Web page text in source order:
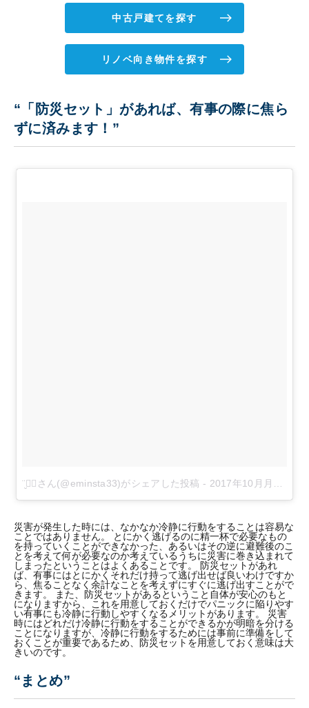
中古戸建てを探す
リノベ向き物件を探す
“「防災セット」があれば、有事の際に焦ら
ずに済みます！”
¨̮♡⃛さん(@eminsta33)がシェアした投稿 - 2017年10月月14日午後11時14分PDT
災害が発生した時には、なかなか冷静に行動をすることは容易な
ことではありません。 とにかく逃げるのに精一杯で必要なもの
を持っていくことができなかった、あるいはその逆に避難後のこ
とを考えて何が必要なのか考えているうちに災害に巻き込まれて
しまったということはよくあることです。 防災セットがあれ
ば、有事にはとにかくそれだけ持って逃げ出せば良いわけですか
ら、焦ることなく余計なことを考えずにすぐに逃げ出すことがで
きます。 また、防災セットがあるということ自体が安心のもと
になりますから、これを用意しておくだけでパニックに陥りやす
い有事にも冷静に行動しやすくなるメリットがあります。 災害
時にはどれだけ冷静に行動をすることができるかが明暗を分ける
ことになりますが、冷静に行動をするためには事前に準備をして
おくことが重要であるため、防災セットを用意しておく意味は大
きいのです。
“まとめ”